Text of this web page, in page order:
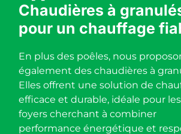
Chaudières à
pour un chauffage
En plus des poêles, nous
également des chaudières à
Elles offrent une solution de
efficace et durable, idéale pour les
foyers cherchant à combiner
performance énergétique et